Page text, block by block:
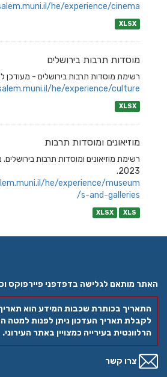
he/experience/cinema/
XLSX
מוסדות תרבות בירושלים
רשימת מוסדות תרבות בירושלים - מעודכן
he/experience/culture/
XLSX
מוזיאונים ומוסדות תרבות
רשימת מוזיאונים ומוסדות תרבות
2023.
he/experience/museum
s-and-galleries/
XLSX XLS
האתר מותאם לגלישה בדפדפני פיירפוקס
התאריך בכותרת שכבות המידע הוא
לקבלת תאריך העדכון ניתן לפנות למטה
הרלוונטית בעירייה כמצויין באתר העירוני.
צרו קשר